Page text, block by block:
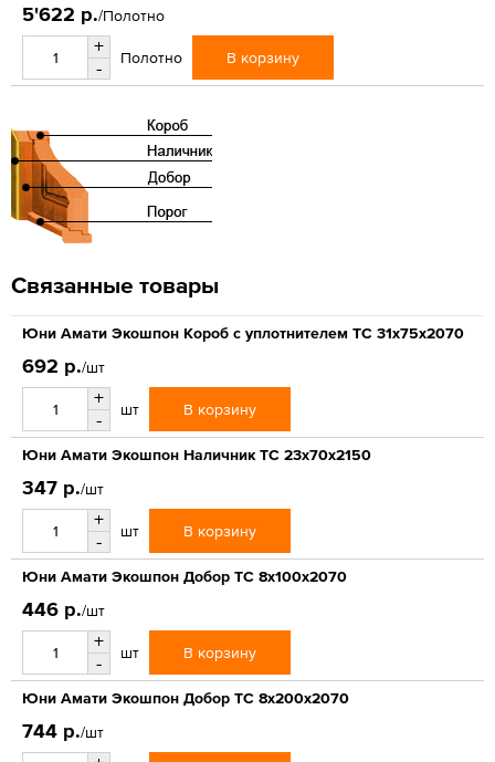
5'622 р./Полотно
+
-
Полотно В корзину
Связанные товары
Юни Амати Экошпон Короб с уплотнителем ТС 31x75x2070
692 р./шт
+
-
шт В корзину
Юни Амати Экошпон Наличник ТС 23x70x2150
347 р./шт
+
-
шт В корзину
Юни Амати Экошпон Добор ТС 8x100x2070
446 р./шт
+
-
шт В корзину
Юни Амати Экошпон Добор ТС 8x200x2070
744 р./шт